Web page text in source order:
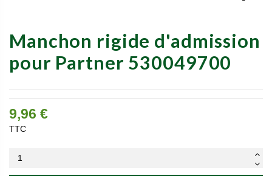
Manchon rigide d'admission
pour Partner 530049700
9,96 €
TTC